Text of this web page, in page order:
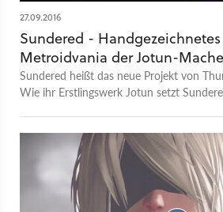
27.09.2016
Sundered -
Metroidvania der Jotun-
Sundered heißt das neue Projekt von
Wie ihr Erstlingswerk Jotun setzt